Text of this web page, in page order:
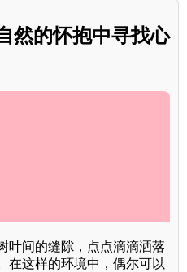
然的怀抱中寻找心
叶间的缝隙，点点滴滴洒落
在这样的环境中，偶尔可以